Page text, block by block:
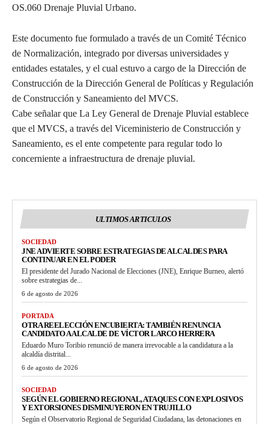
OS.060 Drenaje Pluvial Urbano.
Este documento fue formulado a través de un Comité Técnico
de Normalización, integrado por diversas universidades y
entidades estatales, y el cual estuvo a cargo de la Dirección de
Construcción de la Dirección General de Políticas y Regulación
de Construcción y Saneamiento del MVCS.
Cabe señalar que La Ley General de Drenaje Pluvial establece
que el MVCS, a través del Viceministerio de Construcción y
Saneamiento, es el ente competente para regular todo lo
concerniente a infraestructura de drenaje pluvial.
ULTIMOS ARTICULOS
SOCIEDAD
JNE ADVIERTE SOBRE ESTRATEGIAS DE ALCALDES PARA
CONTINUAR EN EL PODER
El presidente del Jurado Nacional de Elecciones (JNE), Enrique Burneo, alertó
sobre estrategias de...
6 de agosto de 2026
PORTADA
OTRA REELECCIÓN ENCUBIERTA: TAMBIÉN RENUNCIA
CANDIDATO A ALCALDE DE VÍCTOR LARCO HERRERA
Eduardo Muro Toribio renunció de manera irrevocable a la candidatura a la
alcaldía distrital...
6 de agosto de 2026
SOCIEDAD
SEGÚN EL GOBIERNO REGIONAL, ATAQUES CON EXPLOSIVOS
Y EXTORSIONES DISMINUYERON EN TRUJILLO
Según el Observatorio Regional de Seguridad Ciudadana, las detonaciones en